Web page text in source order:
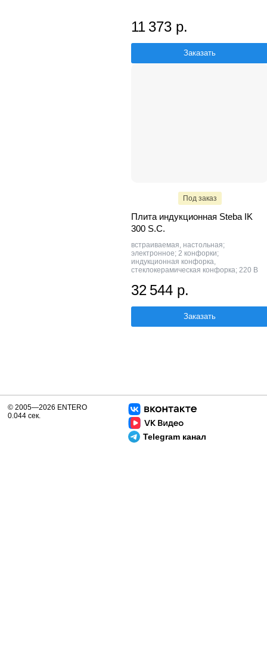
11 373 р.
Заказать
Под заказ
Плита индукционная Steba IK
300 S.C.
встраиваемая, настольная;
электронное; 2 конфорки;
индукционная конфорка,
стеклокерамическая конфорка; 220 В
32 544 р.
Заказать
Telegram канал
© 2005—2026 ENTERO
0.044 сек.